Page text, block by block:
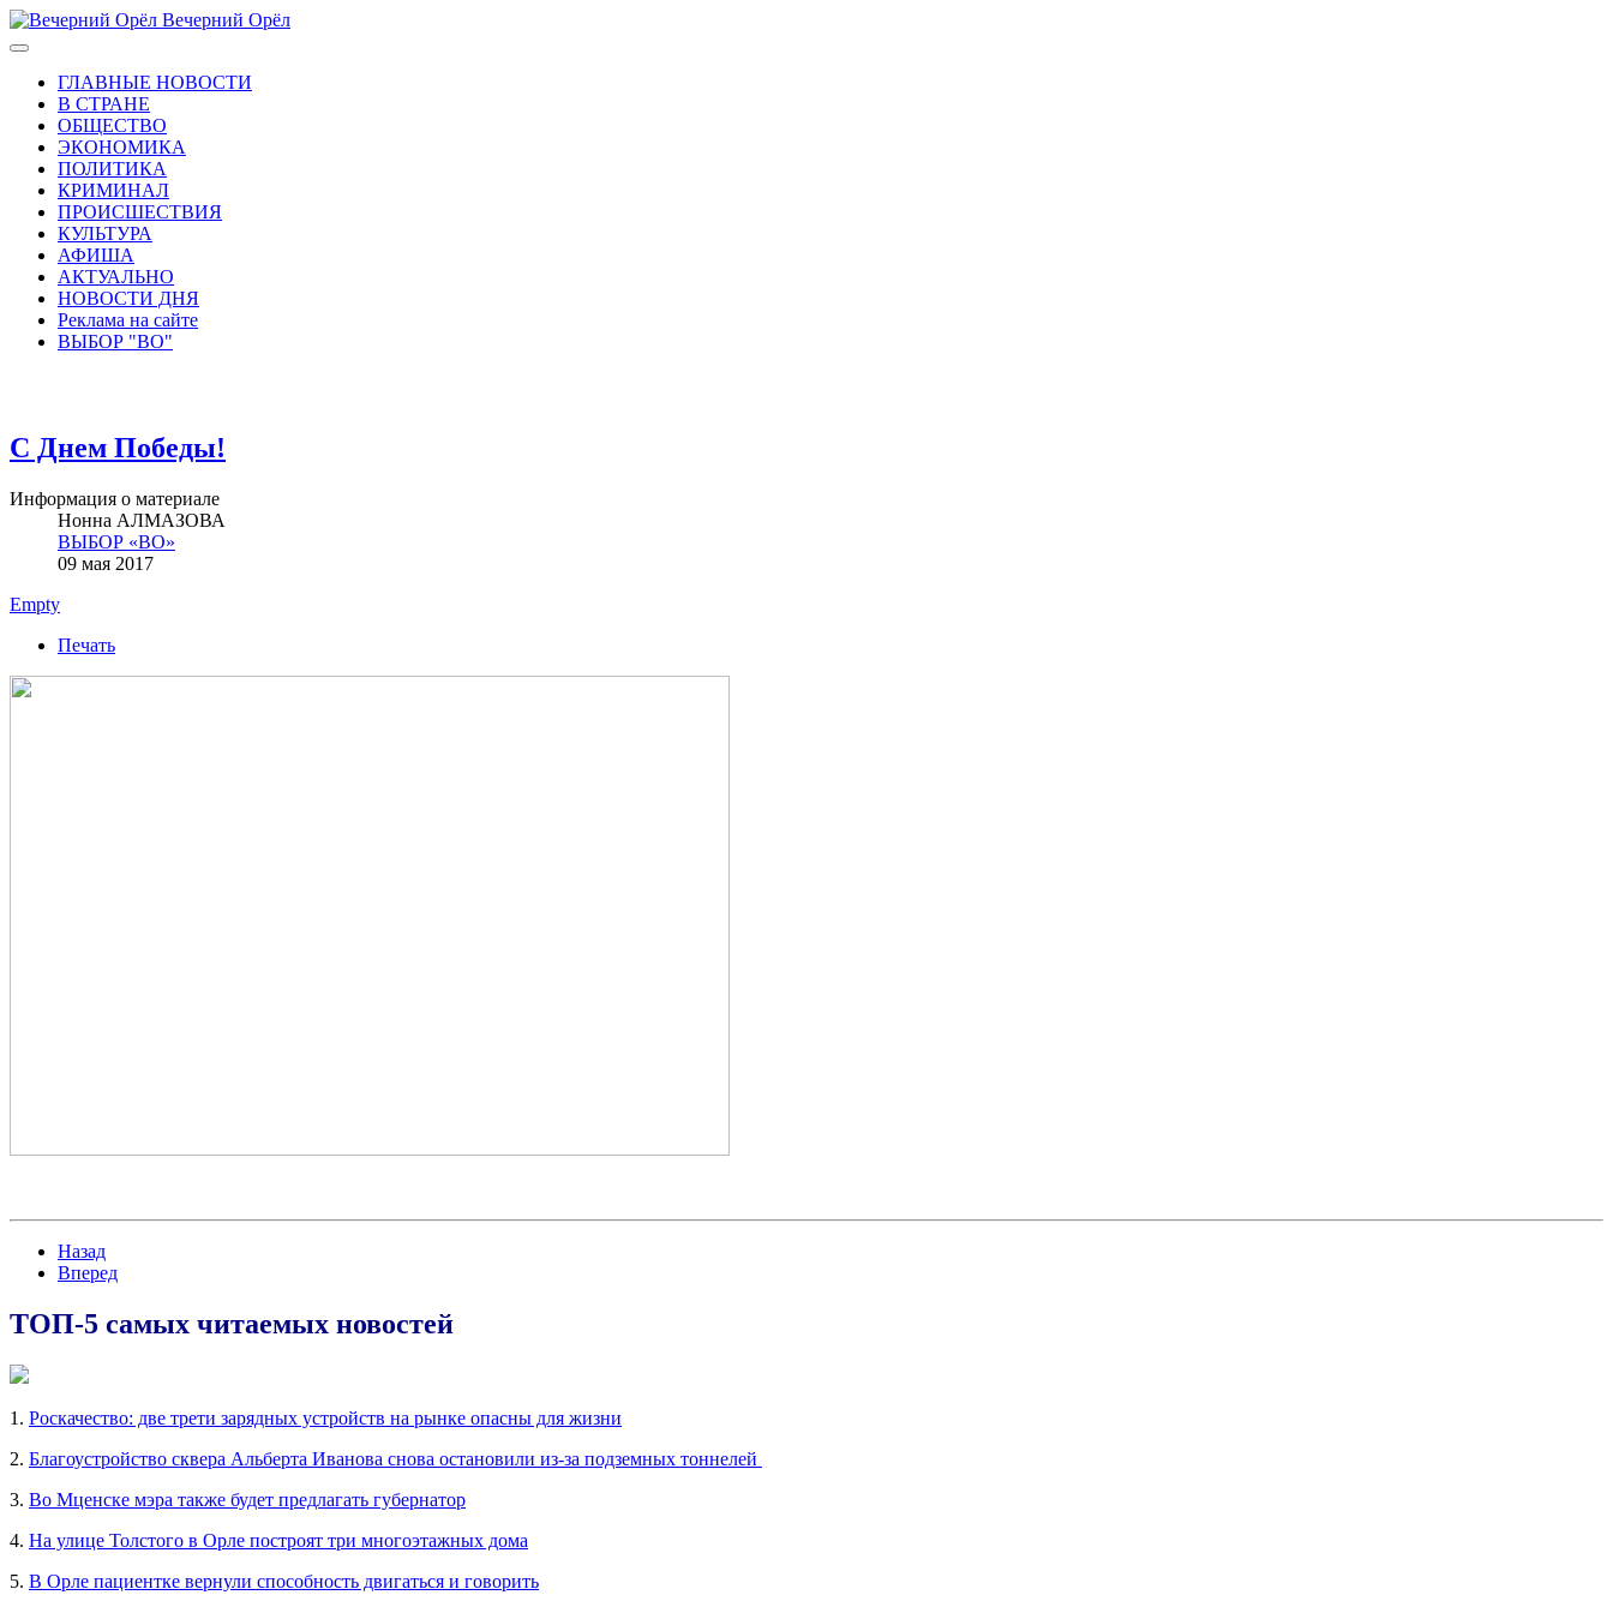
Вечерний Орёл
ГЛАВНЫЕ НОВОСТИ
В СТРАНЕ
ОБЩЕСТВО
ЭКОНОМИКА
ПОЛИТИКА
КРИМИНАЛ
ПРОИСШЕСТВИЯ
КУЛЬТУРА
АФИША
АКТУАЛЬНО
НОВОСТИ ДНЯ
Реклама на сайте
ВЫБОР "ВО"
С Днем Победы!
Информация о материале
Нонна АЛМАЗОВА
ВЫБОР «ВО»
09 мая 2017
Empty
Печать
Назад
Вперед
ТОП-5 самых читаемых новостей
1. Роскачество: две трети зарядных устройств на рынке опасны для жизни
2. Благоустройство сквера Альберта Иванова снова остановили из-за подземных тоннелей
3. Во Мценске мэра также будет предлагать губернатор
4. На улице Толстого в Орле построят три многоэтажных дома
5. В Орле пациентке вернули способность двигаться и говорить